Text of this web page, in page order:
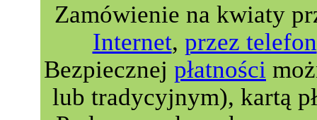
Zamówienie na kwiaty
Internet, przez telefon
Bezpiecznej płatności
lub tradycyjnym), kartą